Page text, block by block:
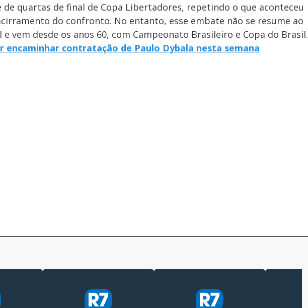
quartas de final de Copa Libertadores, repetindo o que aconteceu
do confronto. No entanto, esse embate não se resume ao
vem desde os anos 60, com Campeonato Brasileiro e Copa do Brasil.
encaminhar contratação de Paulo Dybala nesta semana